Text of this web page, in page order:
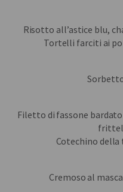
Risotto all’astice blu,
Tortelli farciti ai
Filetto di fassone
Cotechino
Cremoso al